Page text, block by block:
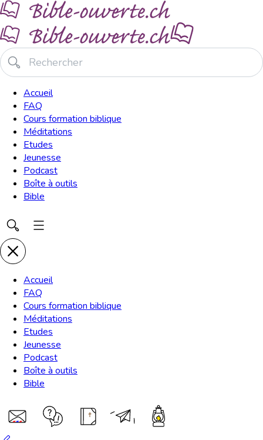
Accueil
FAQ
Cours formation biblique
Méditations
Etudes
Jeunesse
Podcast
Boîte à outils
Bible
Accueil
FAQ
Cours formation biblique
Méditations
Etudes
Jeunesse
Podcast
Boîte à outils
Bible